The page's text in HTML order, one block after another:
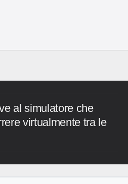
al simulatore che
virtualmente tra le